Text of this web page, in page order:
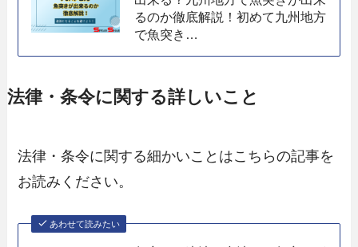
るのか徹底解説！初めて九州地方
で魚突き…
法律・条令に関する詳しいこと
法律・条令に関する細かいことはこちらの記事を
お読みください。
あわせて読みたい